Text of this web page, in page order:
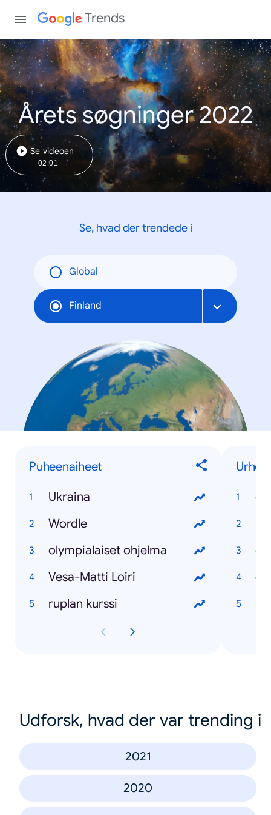
Trends
Årets søgninger 2022
Se videoen
02:01
Se, hvad der trendede i
Global
Finland
Puheenaiheet
Ukraina
Wordle
olympialaiset ohjelma
Vesa-Matti Loiri
ruplan kurssi
Udforsk, hvad der var trending i
2021
2020